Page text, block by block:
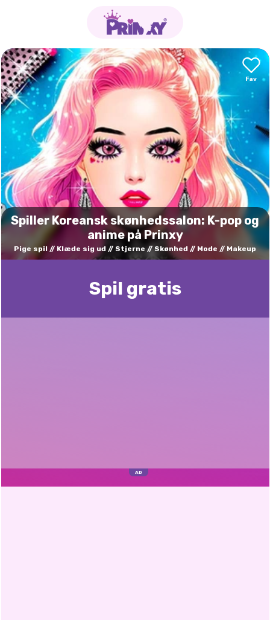
Spiller Koreansk skønhedssalon: K-pop og
anime på Prinxy
Pige spil Klæde sig ud Stjerne Skønhed Mode Makeup
Spil gratis